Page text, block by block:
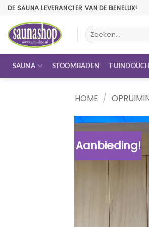
Ga
inhoud
DE SAUNA LEVERANCIER VAN DE BENELUX!
Zoeken
naar:
SAUNA STOOMBADEN
HOME /
Aanbieding!